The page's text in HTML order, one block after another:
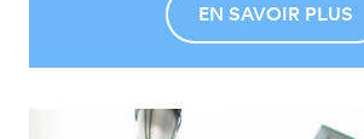
EN SAVOIR PLUS